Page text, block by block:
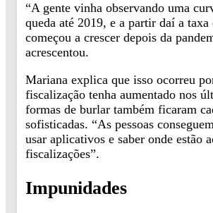
“A gente vinha observando uma
queda até 2019, e a partir daí a taxa
começou a crescer depois da
acrescentou.
Mariana explica que isso ocorreu
fiscalização tenha aumentado nos
formas de burlar também ficaram
sofisticadas. “As pessoas
usar aplicativos e saber onde estão
fiscalizações”.
Impunidades